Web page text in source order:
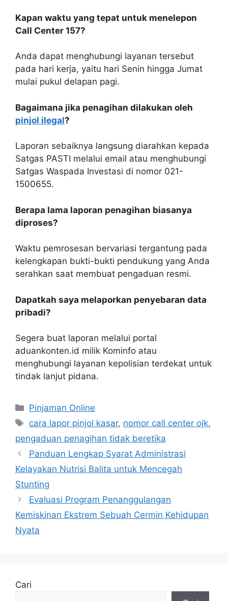
Kapan waktu yang tepat untuk menelepon
Call Center 157?
Anda dapat menghubungi layanan tersebut
pada hari kerja, yaitu hari Senin hingga Jumat
mulai pukul delapan pagi.
Bagaimana jika penagihan dilakukan oleh
pinjol ilegal?
Laporan sebaiknya langsung diarahkan kepada
Satgas PASTI melalui email atau menghubungi
Satgas Waspada Investasi di nomor 021-
1500655.
Berapa lama laporan penagihan biasanya
diproses?
Waktu pemrosesan bervariasi tergantung pada
kelengkapan bukti-bukti pendukung yang Anda
serahkan saat membuat pengaduan resmi.
Dapatkah saya melaporkan penyebaran data
pribadi?
Segera buat laporan melalui portal
aduankonten.id milik Kominfo atau
menghubungi layanan kepolisian terdekat untuk
tindak lanjut pidana.
Kategori
Pinjaman Online
Tag
cara lapor pinjol kasar, nomor call center ojk,
pengaduan penagihan tidak beretika
Panduan Lengkap Syarat Administrasi
Kelayakan Nutrisi Balita untuk Mencegah
Stunting
Evaluasi Program Penanggulangan
Kemiskinan Ekstrem Sebuah Cermin Kehidupan
Nyata
Cari